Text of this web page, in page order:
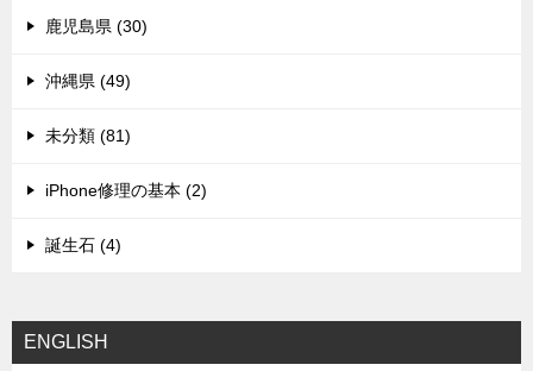
鹿児島県 (30)
沖縄県 (49)
未分類 (81)
iPhone修理の基本 (2)
誕生石 (4)
ENGLISH